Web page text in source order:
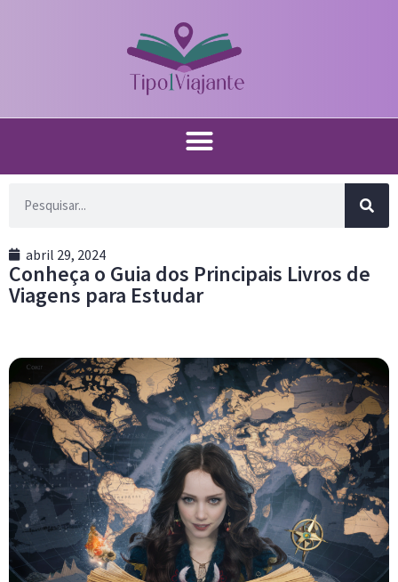
abril 29, 2024
Conheça o Guia dos Principais Livros de
Viagens para Estudar